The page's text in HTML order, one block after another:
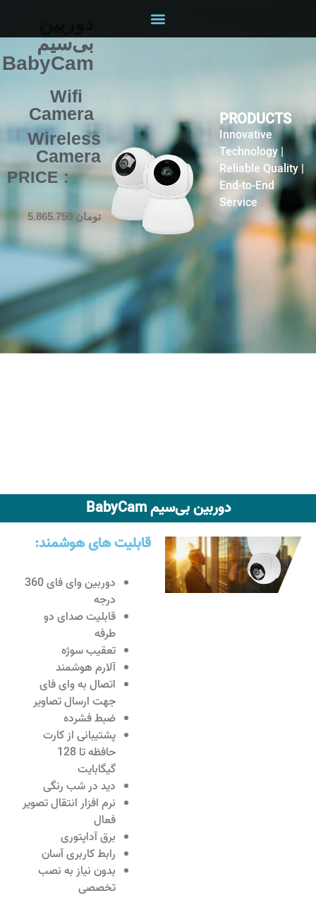
بی‌سیم
BabyCam
Wifi
Camera
Wireless
Camera
: PRICE
تومان
PRODUCTS
Innovative
Technology |
Reliable Quality |
End-to-End
Service
دوربین بی‌سیم BabyCam
قابلیت های هوشمند:
دوربین وای فای 360
درجه
قابلیت صدای دو
طرفه
تعقیب سوژه
آلارم هوشمند
اتصال به وای فای
جهت ارسال تصاویر
ضبط فشرده
پشتیبانی از کارت
حافظه تا 128
گیگابایت
دید در شب رنگی
نرم افزار انتقال تصویر
فعال
برق آداپتوری
رابط کاربری آسان
بدون نیاز به نصب
تخصصی